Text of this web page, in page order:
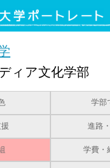
ィア文化学部
学部
進路
学費・